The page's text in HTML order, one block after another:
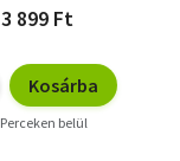
3 899 Ft
Kosárba
Perceken belül